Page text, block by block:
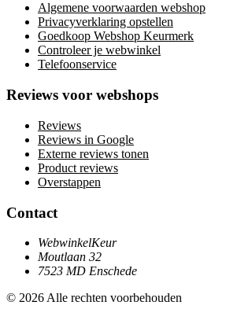
Algemene voorwaarden webshop
Privacyverklaring opstellen
Goedkoop Webshop Keurmerk
Controleer je webwinkel
Telefoonservice
Reviews voor webshops
Reviews
Reviews in Google
Externe reviews tonen
Product reviews
Overstappen
Contact
WebwinkelKeur
Moutlaan 32
7523 MD Enschede
© 2026 Alle rechten voorbehouden